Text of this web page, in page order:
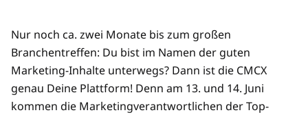
Nur noch ca. zwei Monate bis zum großen
Branchentreffen: Du bist im Namen der guten
Marketing-Inhalte unterwegs? Dann ist die CMCX
genau Deine Plattform! Denn am 13. und 14. Juni
kommen die Marketingverantwortlichen der Top-